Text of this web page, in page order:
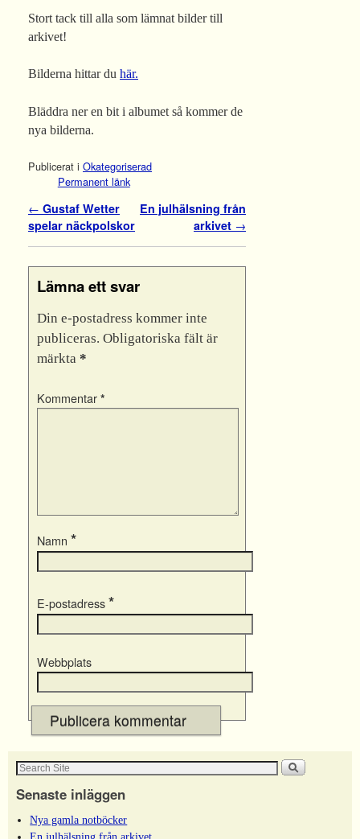
Stort tack till alla som lämnat bilder till
arkivet!
Bilderna hittar du här.
Bläddra ner en bit i albumet så kommer de
nya bilderna.
Publicerat i Okategoriserad
Permanent länk
Inläggsnavigering
← Gustaf Wetter
spelar näckpolskor
En julhälsning från
arkivet →
Lämna ett svar
Din e-postadress kommer inte
publiceras. Obligatoriska fält är
märkta *
Kommentar *
Namn *
E-postadress *
Webbplats
Senaste inläggen
Nya gamla notböcker